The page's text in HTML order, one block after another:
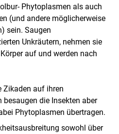
Phytoplasmen als auch
(und andere möglicherweise
sein. Saugen
Unkräutern, nehmen sie
auf und werden nach
Zikaden auf ihren
die Insekten aber
Phytoplasmen übertragen.
sowohl über